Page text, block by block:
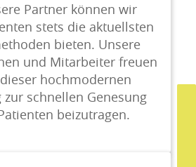
Partner können wir
stets die aktuellsten
bieten. Unsere
und Mitarbeiter freuen
hochmodernen
schnellen Genesung
beizutragen.